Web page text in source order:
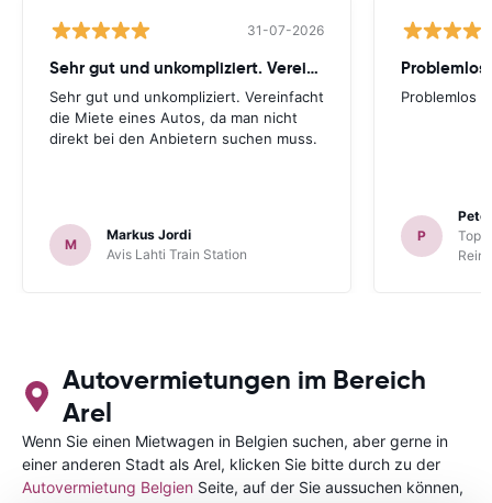
31-07-2026
Sehr gut und unkompliziert. Vereinfacht
Sehr gut und unkompliziert. Vereinfacht
die Miete eines Autos, da man nicht
direkt bei den Anbietern suchen muss.
M
Markus Jordi
Avis Lahti Train Station
Problemlos
Problemlos
P
Autovermietungen im Bereich
Arel
Wenn Sie einen Mietwagen in Belgien suchen, aber gerne in
einer anderen Stadt als Arel, klicken Sie bitte durch zu der
Autovermietung Belgien Seite, auf der Sie aussuchen können,